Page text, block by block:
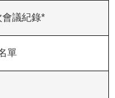
議紀錄*
單